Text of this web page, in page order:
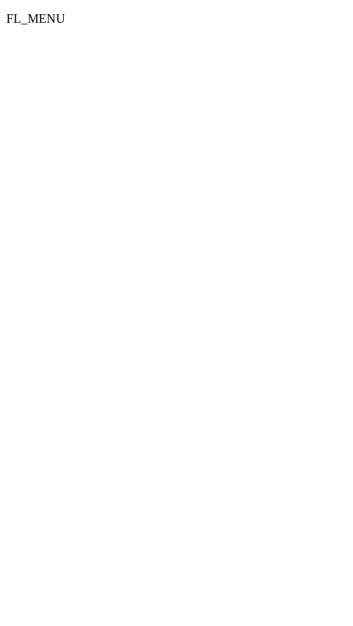
FL_MENU